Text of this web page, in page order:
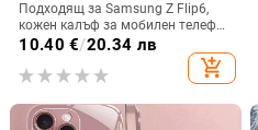
Подходящ за Samsung Z Flip6,
кожен калъф за мобилен телефон
Flip5, твърд двустранен калъф
против падане за Flip7, защитен
калъф Armor
10.40 €/20.34 лв
add_shopping_cart